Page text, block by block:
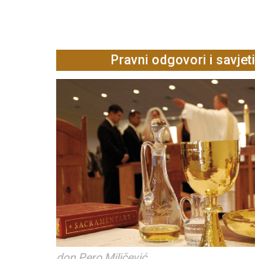
Pravni odgovori i savjeti